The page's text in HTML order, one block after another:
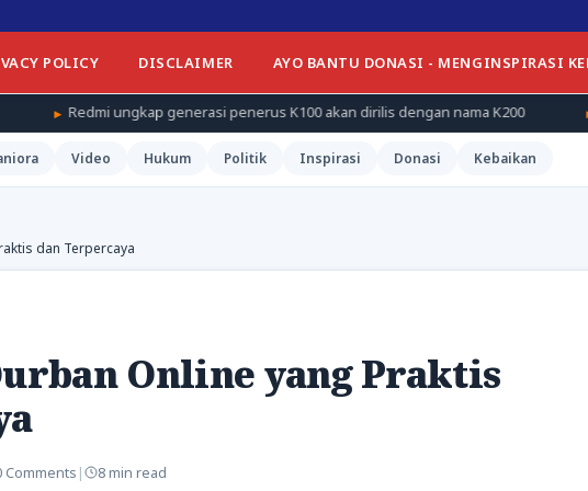
POLICY DISCLAIMER AYO BANTU DONASI - MENGINSPIRASI
ungkap generasi penerus K100 akan dirilis dengan nama K200 Unhas
Video Hukum Politik Inspirasi Donasi Kebaikan
dan Terpercaya
Online yang Praktis
Comments | 8 min read